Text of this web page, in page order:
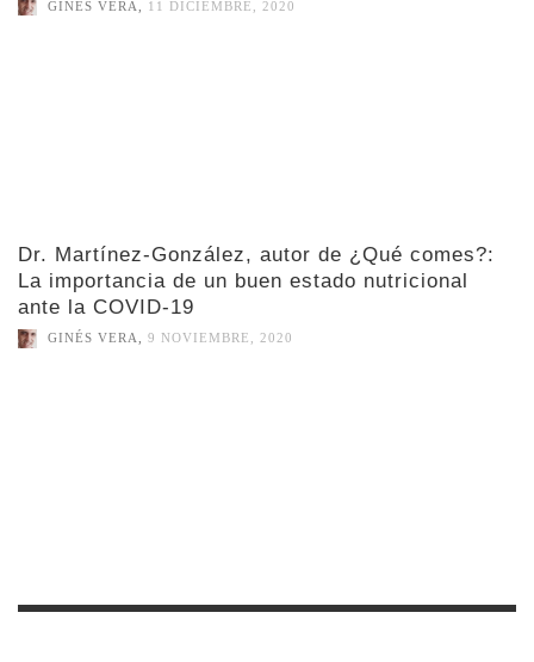
GINÉS VERA 11 DICIEMBRE, 2020
Dr. Martínez-González, autor de ¿Qué comes?:
La importancia de un buen estado nutricional
ante la COVID-19
GINÉS VERA, 9 NOVIEMBRE, 2020